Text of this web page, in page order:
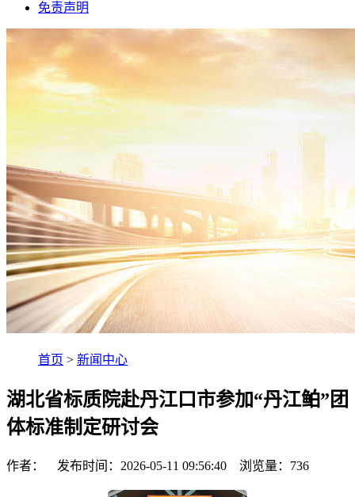
免责声明
首页 > 新闻中心
湖北省标质院赴丹江口市参加“丹江鲌”团
体标准制定研讨会
作者： 发布时间：2026-05-11 09:56:40 浏览量： 736